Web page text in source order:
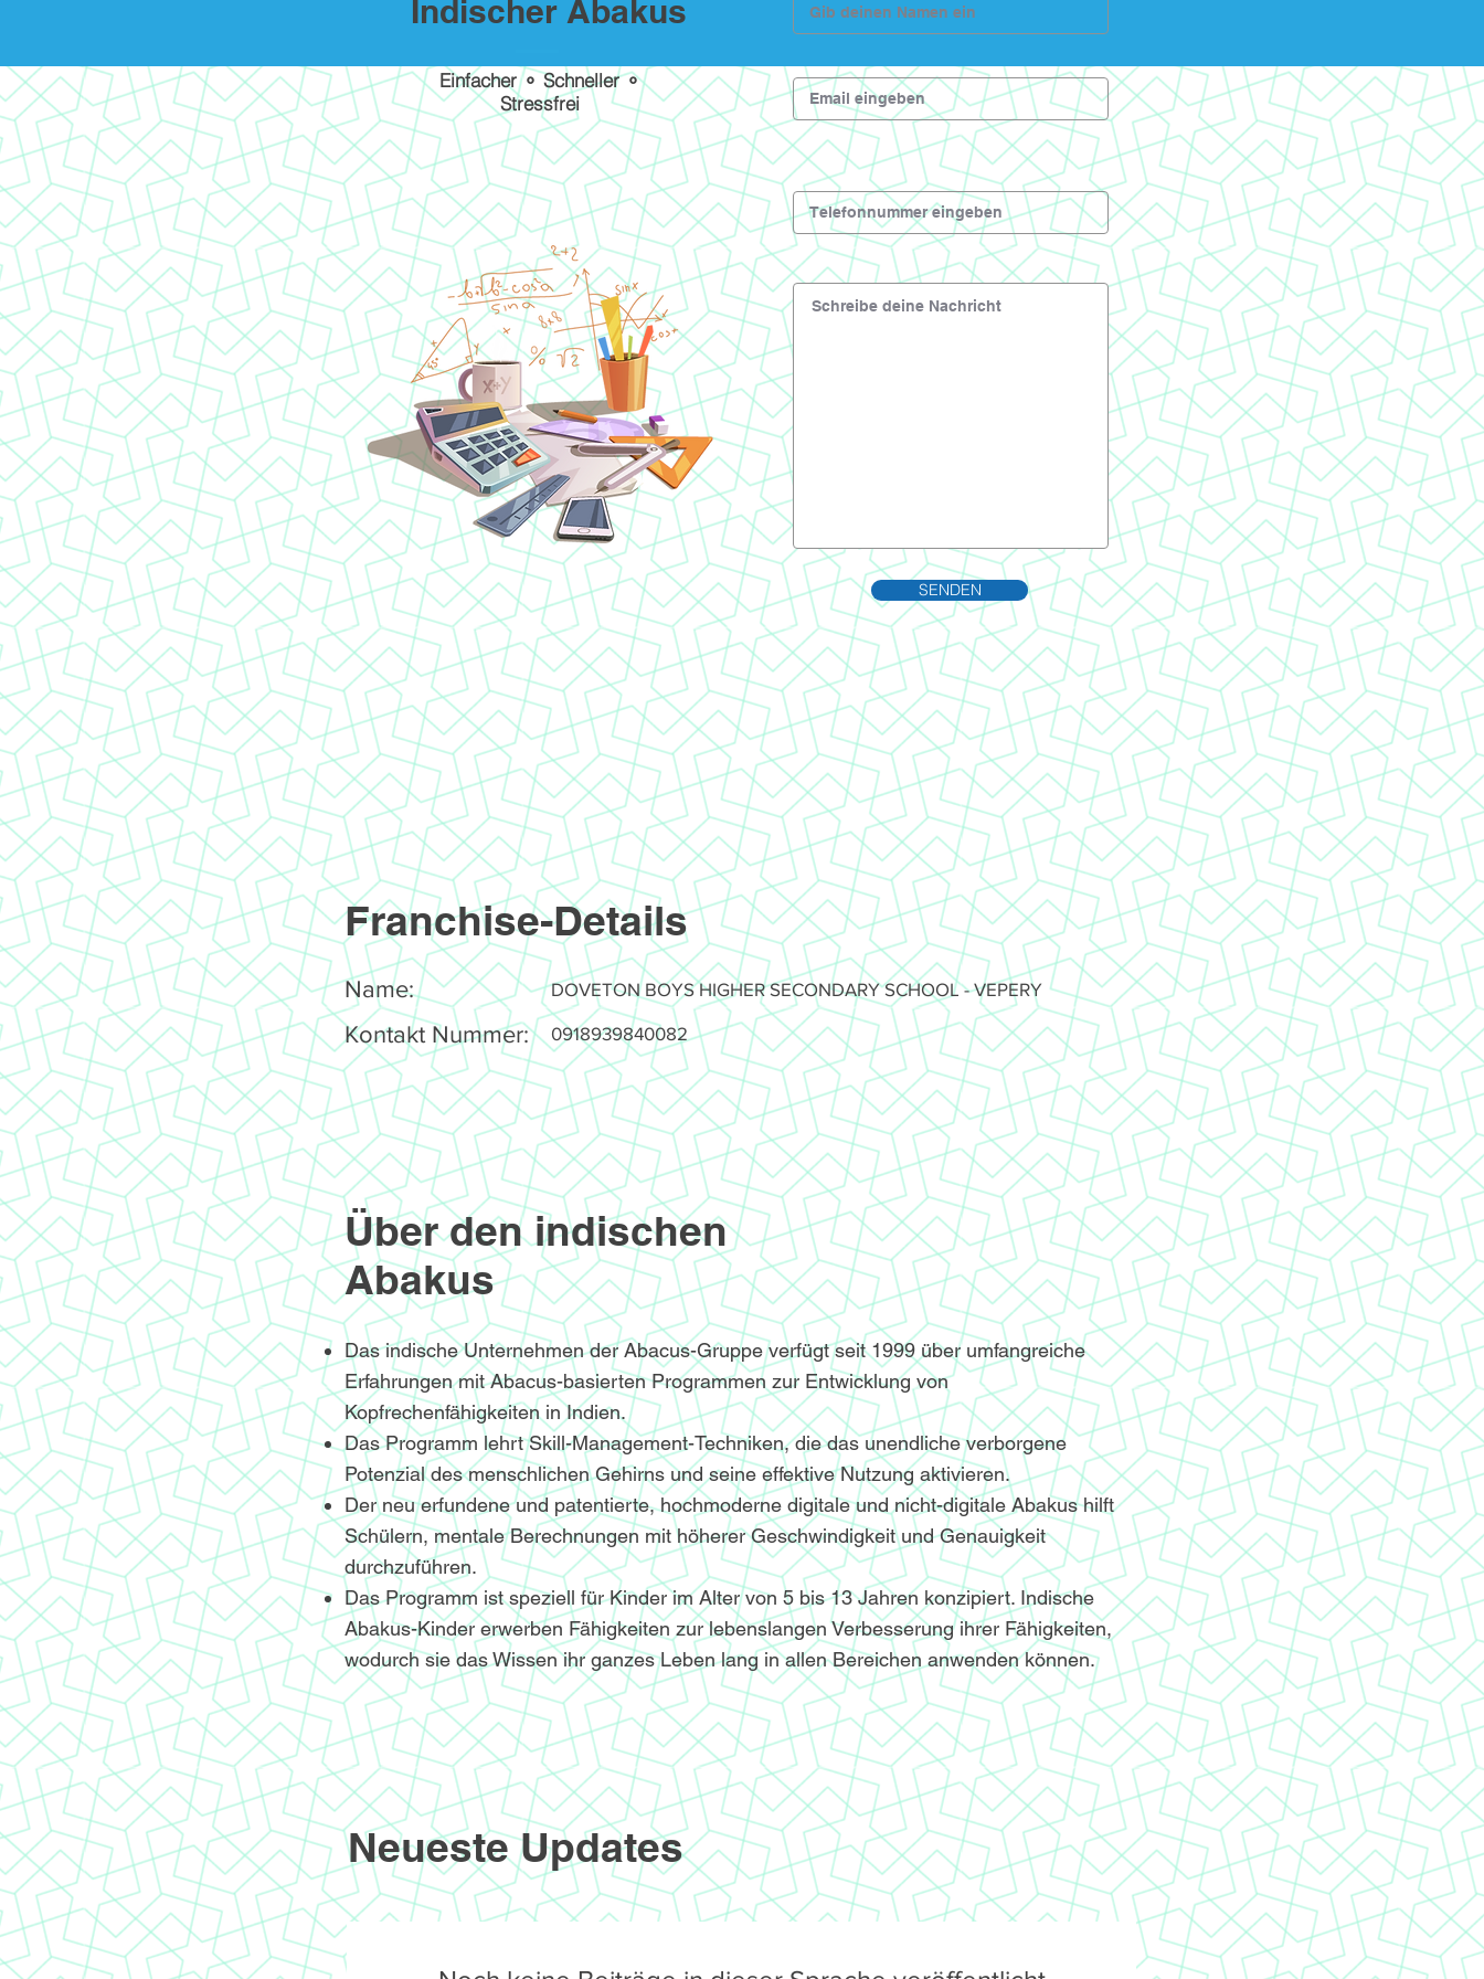
Indischer Abakus
Einfacher ⚬ Schneller ⚬
Stressfrei
SENDEN
Franchise-Details
Name:
Kontakt Nummer:
DOVETON BOYS HIGHER SECONDARY SCHOOL - VEPERY
0918939840082
Über den indischen
Abakus
Das indische Unternehmen der Abacus-Gruppe verfügt seit 1999 über umfangreiche
Erfahrungen mit Abacus-basierten Programmen zur Entwicklung von
Kopfrechenfähigkeiten in Indien.
Das Programm lehrt Skill-Management-Techniken, die das unendliche verborgene
Potenzial des menschlichen Gehirns und seine effektive Nutzung aktivieren.
Der neu erfundene und patentierte, hochmoderne digitale und nicht-digitale Abakus hilft
Schülern, mentale Berechnungen mit höherer Geschwindigkeit und Genauigkeit
durchzuführen.
Das Programm ist speziell für Kinder im Alter von 5 bis 13 Jahren konzipiert. Indische
Abakus-Kinder erwerben Fähigkeiten zur lebenslangen Verbesserung ihrer Fähigkeiten,
wodurch sie das Wissen ihr ganzes Leben lang in allen Bereichen anwenden können.
Neueste Updates